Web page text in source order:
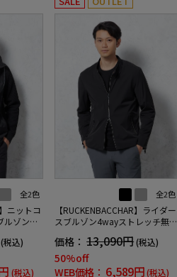
全2色
ニットコ
ルゾン無
(税込)
(税込)
全2色
【RUCKENBACCHAR】ライダー
スブルゾン4wayストレッチ無地
価格： 13,090円(税込)
50%off
WEB価格： 6,589円(税込)